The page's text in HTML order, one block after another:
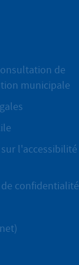
de
municipale
l'accessibilité
confidentialité